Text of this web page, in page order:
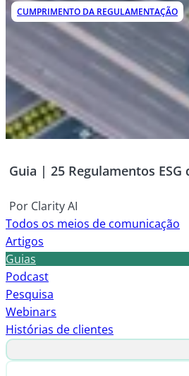
Todos os meios de comunicação
Artigos
Guias
Podcast
Pesquisa
Webinars
Histórias de clientes
CUMPRIMENTO DA REGULAMENTAÇÃO
Guia | 25 Regulamentos
Por Clarity AI